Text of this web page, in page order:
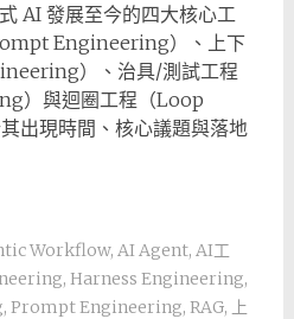
AI 發展至今的四大核心工
Engineering）、上下
）、治具/測試工程
）與迴圈工程（Loop
出現時間、核心議題與落地
Workflow, AI Agent, AI工
, Harness Engineering,
, Prompt Engineering, RAG, 上